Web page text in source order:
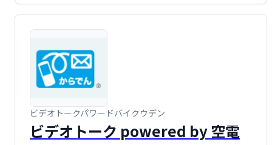
ビデオトークパワードバイクウデン
ビデオトーク powered by 空電